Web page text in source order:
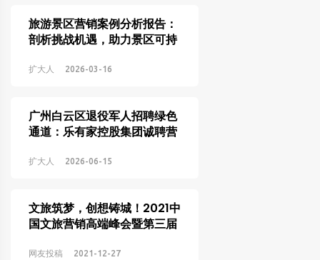
旅游景区营销案例分析报告：
剖析挑战机遇，助力景区可持
扩大人 2026-03-16
广州白云区退役军人招聘绿色
通道：乐有家控股集团诚聘营
扩大人 2026-06-15
文旅筑梦，创想铸城！2021中
国文旅营销高端峰会暨第三届
网友投稿 2021-12-27